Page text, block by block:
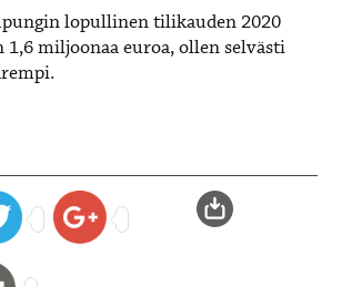
lopullinen tilikauden 2020
1,6 miljoonaa euroa, ollen selvästi